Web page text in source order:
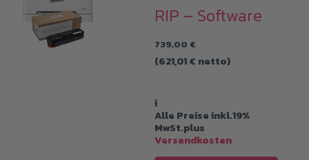
RIP – Software
739,00 €
(621,01€ netto)
i
Alle Preise inkl.19%
MwSt.plus
Versandkosten